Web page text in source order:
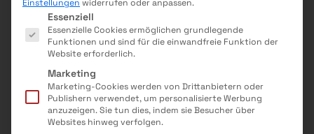
Keine Termine verfügbar
Kategorie
Informatik, Technik
Themen
Angebot für
Einstellungen widerrufen oder anpassen.
Es folgt eine Liste der Service-Gruppen, für die eine
Essenziell
Essenzielle Cookies ermöglichen grundlegende
Funktionen und sind für die einwandfreie Funktion der
Website erforderlich.
Marketing
Marketing-Cookies werden von Drittanbietern oder
Publishern verwendet, um personalisierte Werbung
anzuzeigen. Sie tun dies, indem sie Besucher über
Websites hinweg verfolgen.